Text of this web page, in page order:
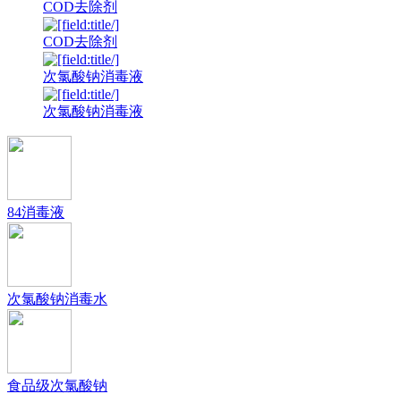
COD去除剂
COD去除剂
次氯酸钠消毒液
次氯酸钠消毒液
84消毒液
次氯酸钠消毒水
食品级次氯酸钠